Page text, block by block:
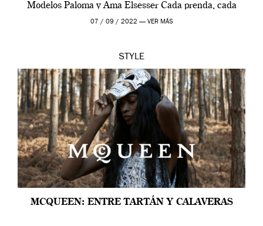
Modelos Paloma y Ama Elsesser Cada prenda, cada
outfit, cada momento, caracteriza […]
07 / 09 / 2022 — VER MÁS
STYLE
MCQUEEN: ENTRE TARTÁN Y CALAVERAS